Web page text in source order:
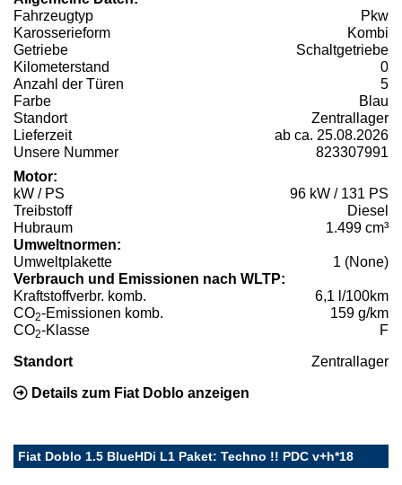
Fahrzeugtyp
Pkw
Karosserieform
Kombi
Getriebe
Schaltgetriebe
Kilometerstand
0
Anzahl der Türen
5
Farbe
Blau
Standort
Zentrallager
Lieferzeit
ab ca. 25.08.2026
Unsere Nummer
823307991
Motor:
kW / PS
96 kW / 131 PS
Treibstoff
Diesel
Hubraum
1.499 cm³
Umweltnormen:
Umweltplakette
1 (None)
Verbrauch und Emissionen nach WLTP:
Kraftstoffverbr. komb.
6,1 l/100km
CO2-Emissionen komb.
159 g/km
CO2-Klasse F
Standort Zentrallager
Details zum Fiat Doblo anzeigen
Fiat Doblo 1.5 BlueHDi L1 Paket: Techno !! PDC v+h*18